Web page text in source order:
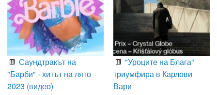
Саундтракът на
"Барби" - хитът на лято
2023 (видео)
"Уроците на Блага"
триумфира в Карлови
Вари